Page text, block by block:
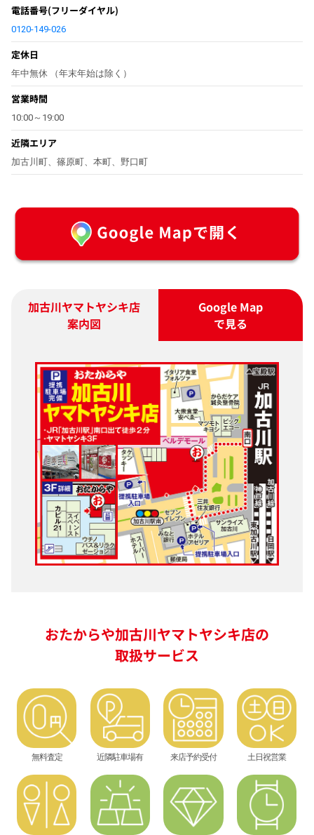
電話番号(フリーダイヤル)
0120-149-026
定休日
年中無休 （年末年始は除く）
営業時間
10:00～19:00
近隣エリア
加古川町、篠原町、本町、野口町
加古川ヤマトヤシキ店
案内図
Google Map
で見る
おたからや加古川ヤマトヤシキ店の
取扱サービス
無料査定 近隣駐車場有 来店予約受付 土日祝営業